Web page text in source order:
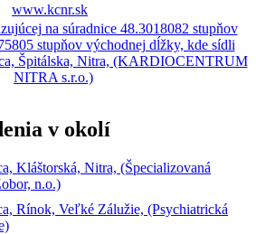
www.kcnr.sk
v okolí
Kláštorská, Nitra, (Špecializovaná
n.o.)
Rínok, Veľké Zálužie, (Psychiatrická